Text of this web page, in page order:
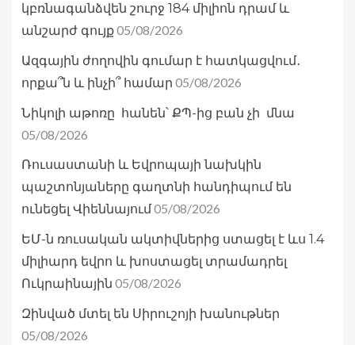
կբռնագանձվեն շուրջ 184 միլիոն դրամ և
անշարժ գույք05/08/2026
Ազգային ժողովին գումար է հատկացվում․
որքա՞ն և ինչի՞ համար 05/08/2026
Նիկոլի աթոռը հանեն՝ ՔՊ-ից բան չի մնա
05/08/2026
Ռուսաստանի և Եվրոպայի նախկին
պաշտոնյաները գաղտնի հանդիպում են
ունեցել Վիեննայում05/08/2026
ԵՄ-ն ռուսական ակտիվներից ստացել է ևս 1.4
միլիարդ եվրո և խոստացել տրամադրել
Ուկրաինային 05/08/2026
Զինված մտել են Սիրուշոյի խանութներ
05/08/2026